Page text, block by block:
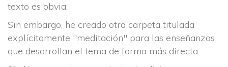
texto es obvia.
Sin embargo, he creado otra carpeta titulada
explícitamente "meditación" para las enseñanzas
que desarrollan el tema de forma más directa.